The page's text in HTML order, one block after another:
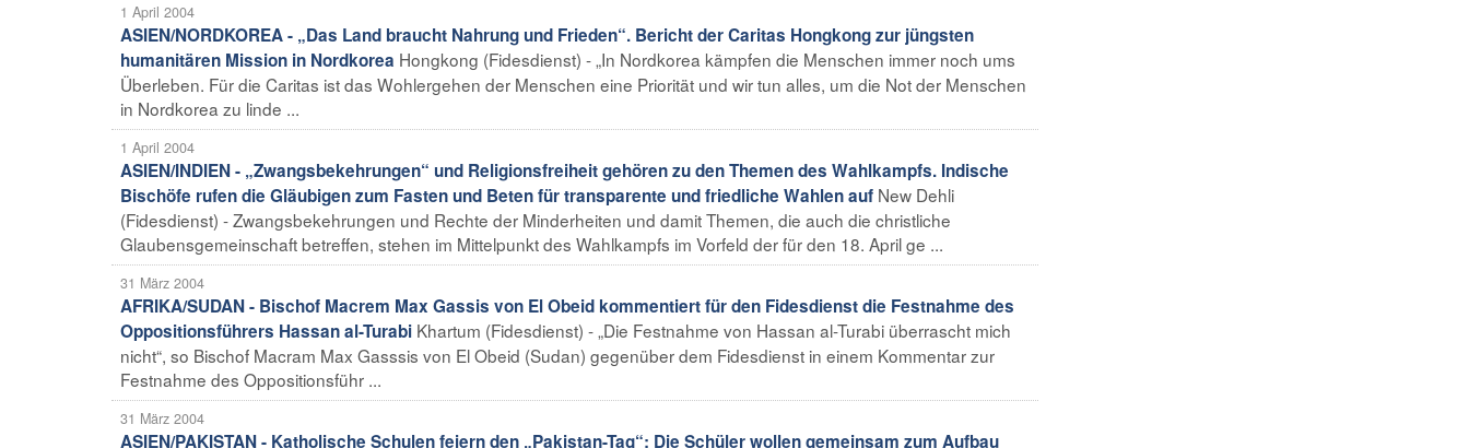
1 April 2004
ASIEN/NORDKOREA - „Das Land braucht Nahrung und Frieden“. Bericht der Caritas Hongkong zur jüngsten
humanitären Mission in Nordkorea Hongkong (Fidesdienst) - „In Nordkorea kämpfen die Menschen immer noch ums
Überleben. Für die Caritas ist das Wohlergehen der Menschen eine Priorität und wir tun alles, um die Not der Menschen
in Nordkorea zu linde ...
1 April 2004
ASIEN/INDIEN - „Zwangsbekehrungen“ und Religionsfreiheit gehören zu den Themen des Wahlkampfs. Indische
Bischöfe rufen die Gläubigen zum Fasten und Beten für transparente und friedliche Wahlen auf New Dehli
(Fidesdienst) - Zwangsbekehrungen und Rechte der Minderheiten und damit Themen, die auch die christliche
Glaubensgemeinschaft betreffen, stehen im Mittelpunkt des Wahlkampfs im Vorfeld der für den 18. April ge ...
31 März 2004
AFRIKA/SUDAN - Bischof Macrem Max Gassis von El Obeid kommentiert für den Fidesdienst die Festnahme des
Oppositionsführers Hassan al-Turabi Khartum (Fidesdienst) - „Die Festnahme von Hassan al-Turabi überrascht mich
nicht“, so Bischof Macram Max Gasssis von El Obeid (Sudan) gegenüber dem Fidesdienst in einem Kommentar zur
Festnahme des Oppositionsführ ...
31 März 2004
ASIEN/PAKISTAN - Katholische Schulen feiern den „Pakistan-Tag“: Die Schüler wollen gemeinsam zum Aufbau